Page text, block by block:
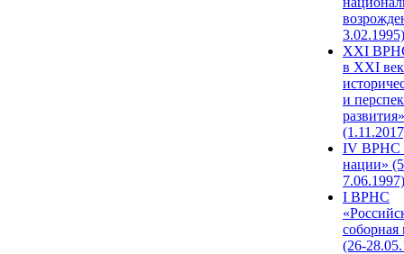
3.02.1995)
XХI
в XXI
и
развития»
IV ВРНС
нации»
7.06.1997)
I ВРНС
(26-